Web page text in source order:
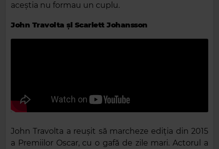
aceștia nu formau un cuplu.
John Travolta și Scarlett Johansson
John Travolta a reușit să marcheze ediția din 2015
a Premiilor Oscar, cu o gafă de zile mari. Actorul a